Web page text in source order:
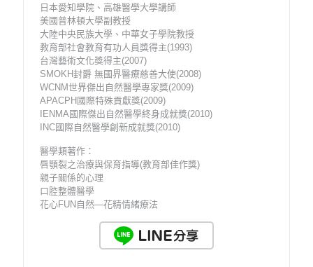
日本愛知學院、高雄醫學大學講師
美國普林頓大學副教授
大陸中央民族大學、中華女子學院教授
教育部社會教育有功人員獎得主(1993)
台灣藝術文化獎得主(2007)
SMOKH封爵 無國界醫療慈善大使(2008)
WCNM世界傑出自然醫學專家獎(2009)
APACPH國際特殊貢獻獎(2009)
IENMA國際傑出自然醫學終身成就獎(2010)
INC國際自然醫學創新成就獎(2010)
醫學類著作：
唇顎裂之治療與保育指導(教育部佳作獎)
親子關係的心理
口腔整體醫學
花心FUN自然—花精情緒療法